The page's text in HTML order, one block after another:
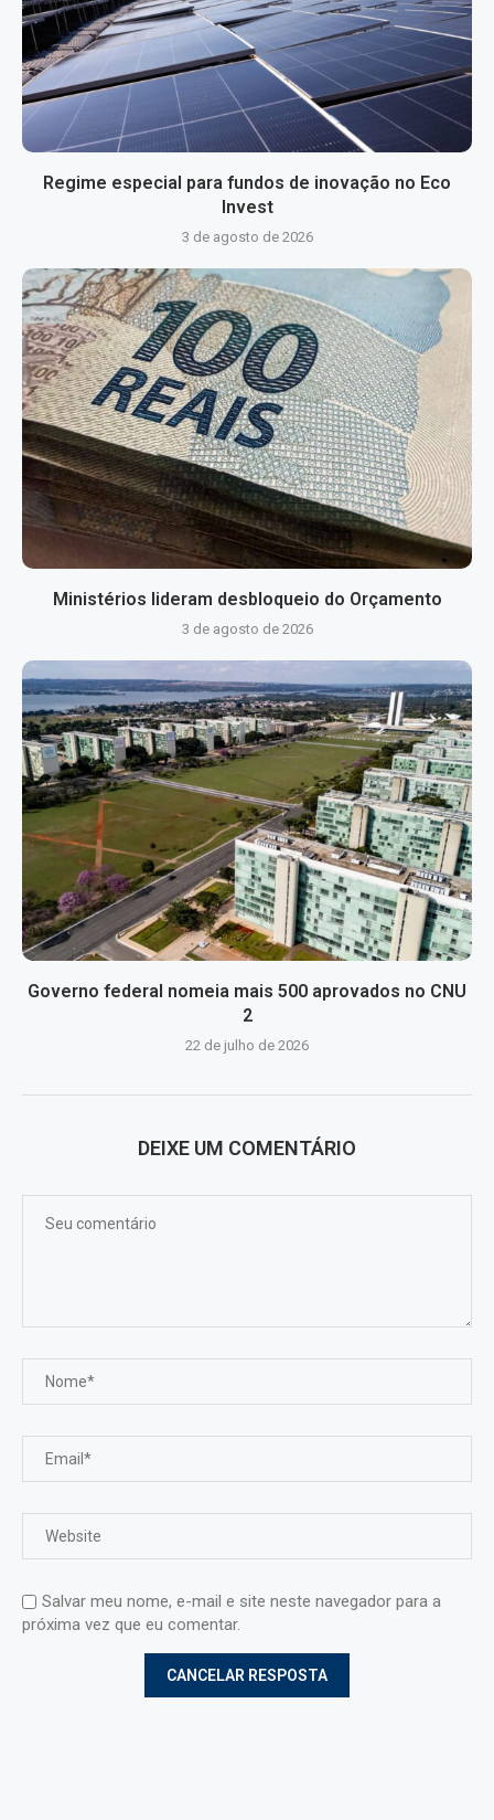
Regime especial para fundos de inovação no Eco
Invest
3 de agosto de 2026
Ministérios lideram desbloqueio do Orçamento
3 de agosto de 2026
Governo federal nomeia mais 500 aprovados no CNU
2
22 de julho de 2026
DEIXE UM COMENTÁRIO
Salvar meu nome, e-mail e site neste navegador para a
próxima vez que eu comentar.